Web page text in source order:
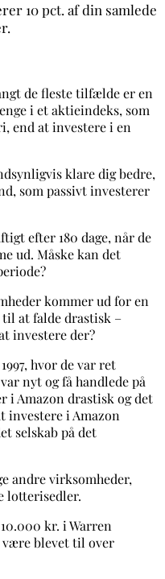
10 pct. af din samlede
de fleste tilfælde er en
i et aktieindeks, som
end at investere i en
klare dig bedre,
som passivt investerer
efter 180 dage, når de
ud. Måske kan det
kommer ud for en
at falde drastisk –
investere der?
hvor de var ret
nyt og få handlede på
Amazon drastisk og det
investere i Amazon
selskab på det
andre virksomheder,
lotterisedler.
kr. i Warren
være blevet til over